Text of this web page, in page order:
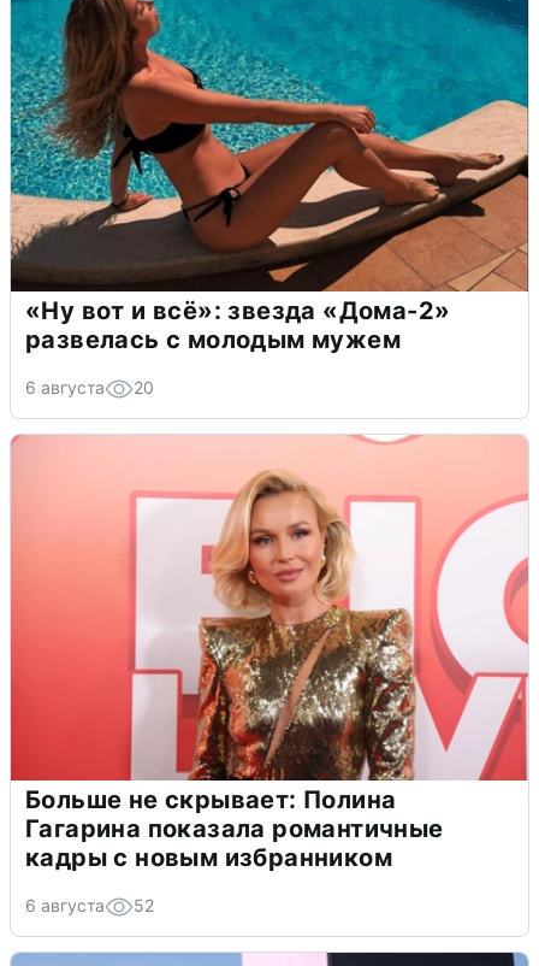
«Ну вот и всё»: звезда «Дома-2»
развелась с молодым мужем
6 августа 20
Больше не скрывает: Полина
Гагарина показала романтичные
кадры с новым избранником
6 августа 52